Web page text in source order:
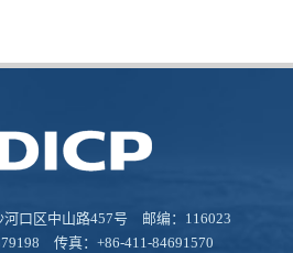
河口区中山路457号 邮编：116023
传真：+86-411-84691570